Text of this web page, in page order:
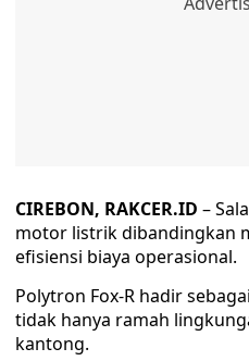
CIREBON, RAKCER.ID –
motor listrik dibandingkan
efisiensi biaya operasional.
Polytron Fox-R hadir
tidak hanya ramah
kantong.